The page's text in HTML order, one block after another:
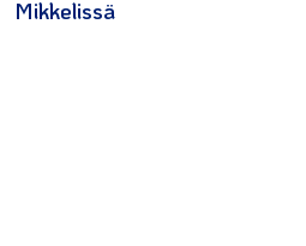
Mikkelissä